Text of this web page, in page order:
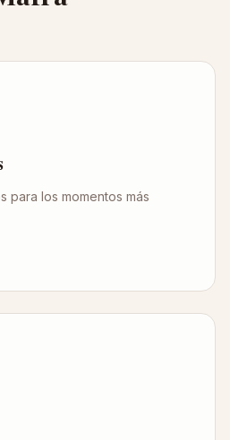
para los momentos más